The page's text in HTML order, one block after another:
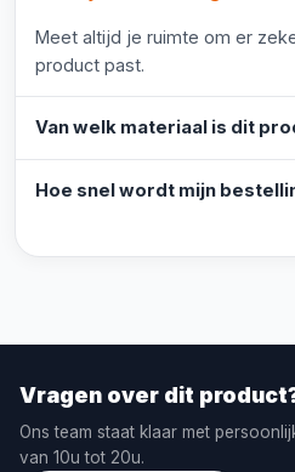
Meet altijd je ruimte om er
product past.
Van welk materiaal is dit
Hoe snel wordt mijn
Vragen over dit
Ons team staat klaar met
van 10u tot 20u.